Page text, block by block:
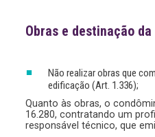
Obras e destinação da
Não realizar obras que
edificação (Art. 1.336);
Quanto às obras, o
16.280, contratando um
responsável técnico, que